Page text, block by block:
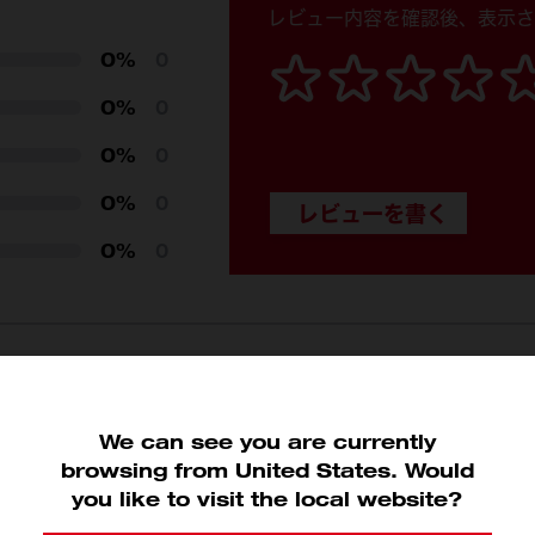
We can see you are currently
browsing from United States. Would
you like to visit the local website?
フック: 63; Base: 89
229
11.4
0%
0%
0%
0%
0%
レビュー内容を確認後、表示
関連商品